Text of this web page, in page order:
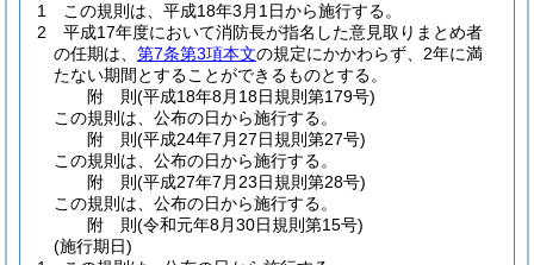
1
この規則は、平成18年3月1日から施行する。
2
平成17年度において消防長が指名した意見取りまとめ者
の任期は、 第7条第3項本文の規定にかかわらず、2年に満
たない期間とすることができるものとする。
附 則(平成18年8月18日規則第179号)
この規則は、公布の日から施行する。
附 則(平成24年7月27日規則第27号)
この規則は、公布の日から施行する。
附 則(平成27年7月23日規則第28号)
この規則は、公布の日から施行する。
附 則(令和元年8月30日規則第15号)
(施行期日)